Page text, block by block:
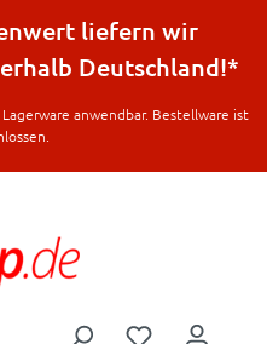
liefern wir
Deutschland!*
anwendbar. Bestellware ist